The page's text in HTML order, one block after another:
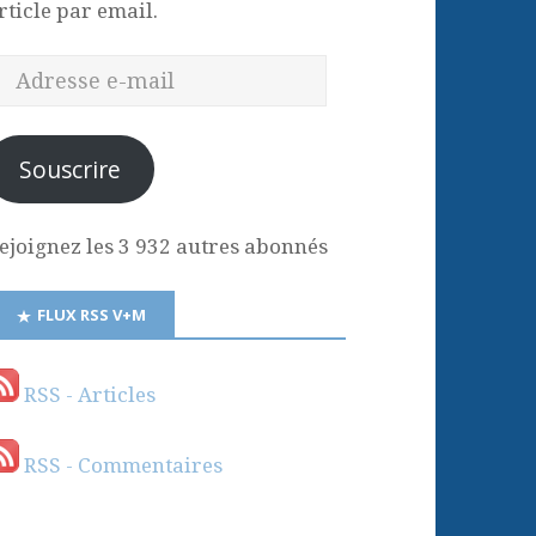
par email.
Souscrire
les 3 932 autres abonnés
FLUX RSS V+M
RSS - Articles
RSS - Commentaires